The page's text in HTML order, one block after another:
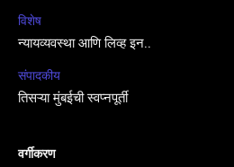
विशेष
न्यायव्यवस्था आणि लिव्ह इन..
संपादकीय
तिसऱ्या मुंबईची स्वप्नपूर्ती
वर्गीकरण